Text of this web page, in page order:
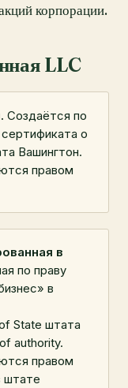
корпорации.
LLC
Создаётся по
о
Вашингтон.
правом
в
по праву
в
State штата
authority.
правом
штате